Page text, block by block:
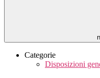
Categorie
Disposizioni